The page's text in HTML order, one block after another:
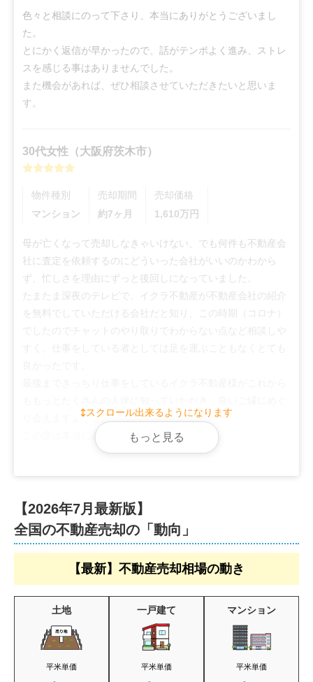
色々と相談にのって下さり、本当にありがとうございまし
た。
とにかく返信が早かったので、話がテンポよく進み、ストレ
スを感じる事はありませんでした。
また機会があれば、ぜひ相談させていただきたいと思いま
す。
30代女性 （大阪府茨木市）
物件種別
マンション
売却期間
約7ヶ月
売却価格
1,610万円
母が亡くなって売却しなきゃいけない、でも何件も不動産会
社に査定を依頼するのにどういった会社がいいのかわから
ず、忙しさを理由にずっと後回しになっていました。
たまたま深夜のテレビで、イクラ不動産が不動産会社の紹介
を無料でしていただける会社だと知り、この時期（コロナ）
り会えますよう心よりお祈り申し上げます。
この度は本当にありがとうございました。
スクロール出来るようになります
もっと見る
【2026年7月最新版】
全国の不動産売却の「動向」
【最新】不動産売却相場の動き
土地
平米単価
一戸建て
平米単価
マンション
平米単価